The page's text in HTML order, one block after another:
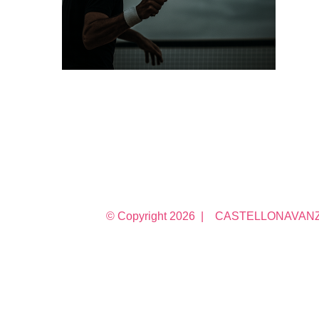
© Copyright 2026 |